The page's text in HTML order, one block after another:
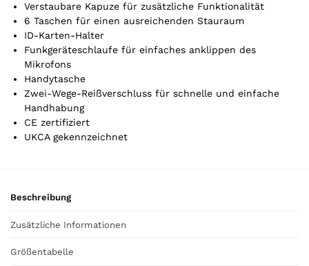
s
0
0
0
Verstaubare Kapuze für zusätzliche Funktionalität
6 Taschen für einen ausreichenden Stauraum
ID-Karten-Halter
Funkgeräteschlaufe für einfaches anklippen des
Mikrofons
Handytasche
Zwei-Wege-Reißverschluss für schnelle und einfache
Handhabung
CE zertifiziert
UKCA gekennzeichnet
Beschreibung
Zusätzliche Informationen
Größentabelle